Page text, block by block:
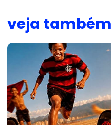
veja também